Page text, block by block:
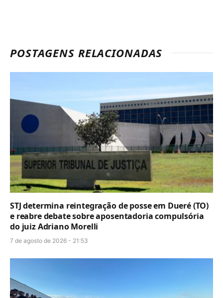
POSTAGENS RELACIONADAS
STJ determina reintegração de posse em Dueré (TO)
e reabre debate sobre aposentadoria compulsória
do juiz Adriano Morelli
7 de agosto de 2026 - 21:53